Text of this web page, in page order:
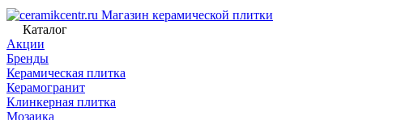
Магазин керамической плитки
Каталог
Акции
Бренды
Керамическая плитка
Керамогранит
Клинкерная плитка
Мозаика